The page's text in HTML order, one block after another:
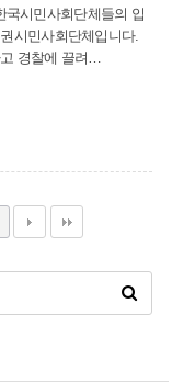
국시민사회단체들의 입
경찰에 끌려…